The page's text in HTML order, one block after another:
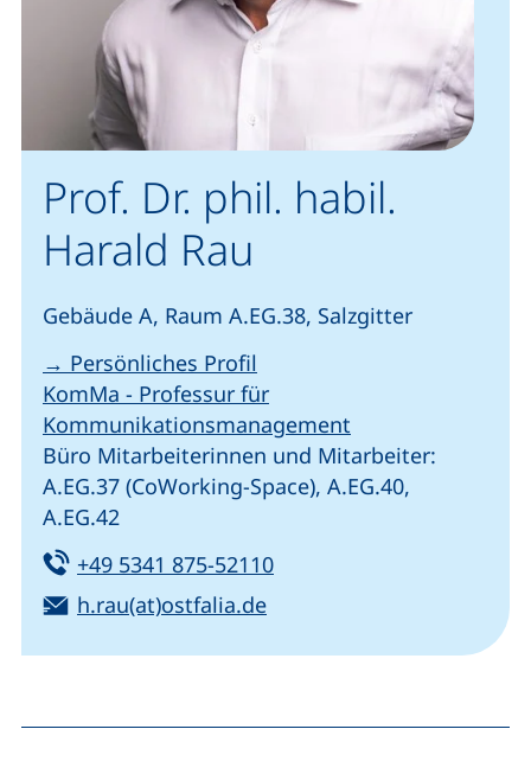
Prof. Dr. phil. habil.
Harald Rau
Gebäude A, Raum A.EG.38, Salzgitter
→ Persönliches Profil
KomMa - Professur für
Kommunikationsmanagement
Büro Mitarbeiterinnen und Mitarbeiter:
A.EG.37 (CoWorking-Space), A.EG.40,
A.EG.42
Tel:
+49 5341 875-52110(startet einen
E-Mail:
h.rau(at)ostfalia.de(öffnet Ihr E-Mail-